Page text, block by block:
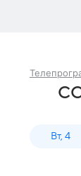
Вт, 4